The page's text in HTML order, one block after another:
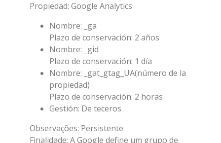
Propiedad: Google Analytics
Nombre: _ga
Plazo de conservación: 2 años
Nombre: _gid
Plazo de conservación: 1 día
Nombre: _gat_gtag_UA(número de la
propiedad)
Plazo de conservación: 2 horas
Gestión: De teceros
Observações: Persistente
Finalidade: A Google define um grupo de